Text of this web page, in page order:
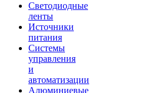
Светодиодные
ленты
Источники
питания
Системы
управления
и
автоматизации
Алюминиевые